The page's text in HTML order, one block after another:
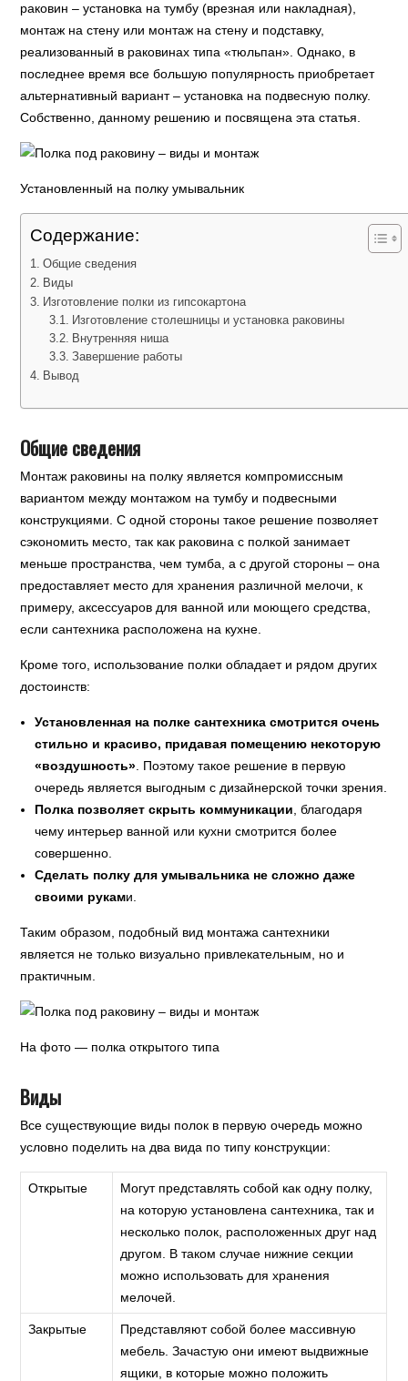
раковин – установка на тумбу (врезная или накладная),
монтаж на стену или монтаж на стену и подставку,
реализованный в раковинах типа «тюльпан». Однако, в
последнее время все большую популярность приобретает
альтернативный вариант – установка на подвесную полку.
Собственно, данному решению и посвящена эта статья.
Установленный на полку умывальник
Содержание:
Общие сведения
Виды
Изготовление полки из гипсокартона
Изготовление столешницы и установка раковины
Внутренняя ниша
Завершение работы
Вывод
Общие сведения
Монтаж раковины на полку является компромиссным
вариантом между монтажом на тумбу и подвесными
конструкциями. С одной стороны такое решение позволяет
сэкономить место, так как раковина с полкой занимает
меньше пространства, чем тумба, а с другой стороны – она
предоставляет место для хранения различной мелочи, к
примеру, аксессуаров для ванной или моющего средства,
если сантехника расположена на кухне.
Кроме того, использование полки обладает и рядом других
достоинств:
Установленная на полке сантехника смотрится очень
стильно и красиво, придавая помещению некоторую
«воздушность» . Поэтому такое решение в первую
очередь является выгодным с дизайнерской точки зрения.
Полка позволяет скрыть коммуникации , благодаря
чему интерьер ванной или кухни смотрится более
совершенно.
Сделать полку для умывальника не сложно даже
своими руками.
Таким образом, подобный вид монтажа сантехники
является не только визуально привлекательным, но и
практичным.
На фото — полка открытого типа
Виды
Все существующие виды полок в первую очередь можно
условно поделить на два вида по типу конструкции:
Открытые
Могут представлять собой как одну полку,
на которую установлена сантехника, так и
несколько полок, расположенных друг над
другом. В таком случае нижние секции
можно использовать для хранения
мелочей.
Закрытые
Представляют собой более массивную
мебель. Зачастую они имеют выдвижные
ящики, в которые можно положить